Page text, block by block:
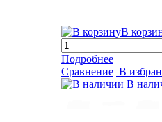
В
Подробнее
Сравнение В
В